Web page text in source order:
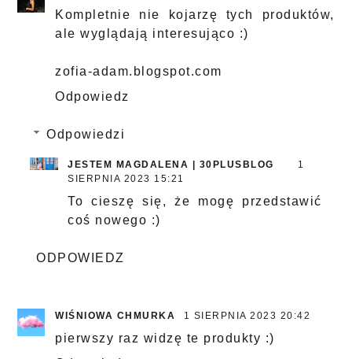
Kompletnie nie kojarzę tych produktów,
ale wyglądają interesująco :)
zofia-adam.blogspot.com
Odpowiedz
Odpowiedzi
JESTEM MAGDALENA | 30PLUSBLOG
1
SIERPNIA 2023 15:21
To cieszę się, że mogę przedstawić
coś nowego :)
ODPOWIEDZ
WIŚNIOWA CHMURKA 1 SIERPNIA 2023 20:42
pierwszy raz widzę te produkty :)